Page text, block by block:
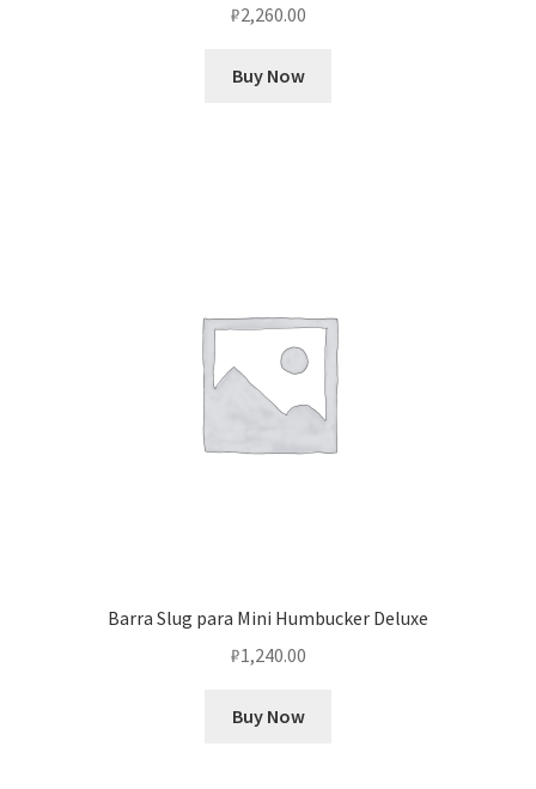
₽2,260.00
Buy Now
Barra Slug para Mini Humbucker Deluxe
₽1,240.00
Buy Now